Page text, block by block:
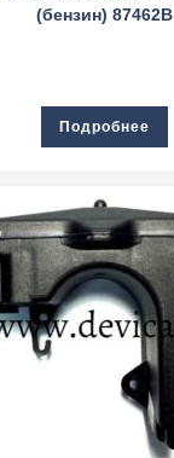
(бензин) 87462В
Подробнее